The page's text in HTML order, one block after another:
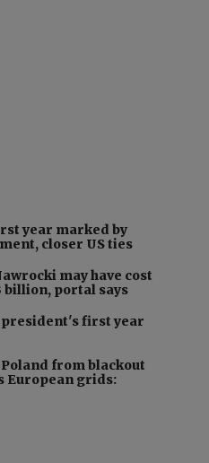
year marked by
closer US ties
may have cost
billion, portal says
first year
from blackout
European grids: